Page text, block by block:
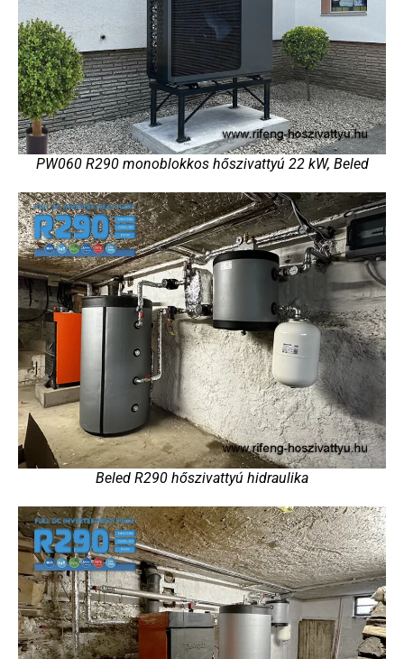
PW060 R290 monoblokkos hőszivattyú 22 kW, Beled
Beled R290 hőszivattyú hidraulika